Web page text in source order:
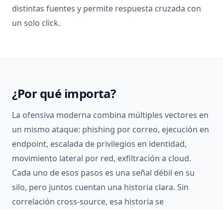
distintas fuentes y permite respuesta cruzada con
un solo click.
¿Por qué importa?
La ofensiva moderna combina múltiples vectores en
un mismo ataque: phishing por correo, ejecución en
endpoint, escalada de privilegios en identidad,
movimiento lateral por red, exfiltración a cloud.
Cada uno de esos pasos es una señal débil en su
silo, pero juntos cuentan una historia clara. Sin
correlación cross-source, esa historia se